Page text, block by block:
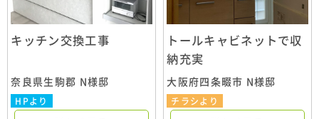
キッチン交換工事
奈良県生駒郡 N様邸
HPより
トールキャビネットで収
納充実
大阪府四条畷市 N様邸
チラシより